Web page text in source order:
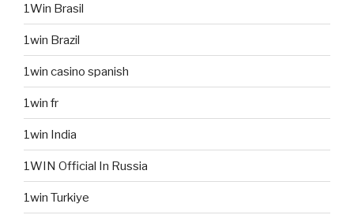
1Win Brasil
1win Brazil
1win casino spanish
1win fr
1win India
1WIN Official In Russia
1win Turkiye